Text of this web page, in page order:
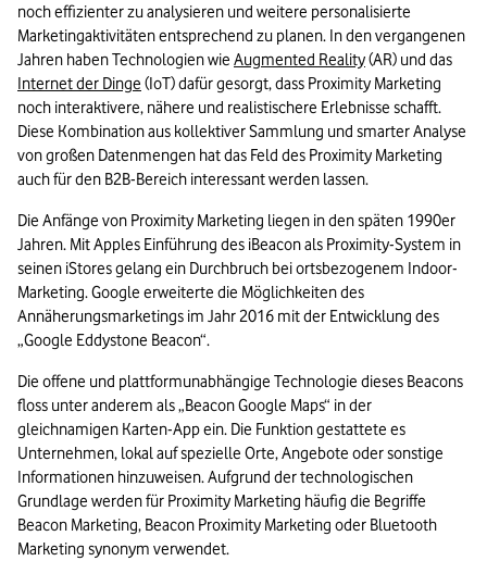
noch effizienter zu analysieren und weitere personalisierte
Marketingaktivitäten entsprechend zu planen. In den vergangenen
Jahren haben Technologien wie Augmented Reality
Internet der Dinge (IoT) dafür gesorgt, dass Proximity Marketing
noch interaktivere, nähere und realistischere Erlebnisse schafft.
Diese Kombination aus kollektiver Sammlung und smarter Analyse
von großen Datenmengen hat das Feld des Proximity Marketing
auch für den B2B-Bereich interessant werden lassen.
Die Anfänge von Proximity Marketing liegen in den späten 1990er
Jahren. Mit Apples Einführung des iBeacon als Proximity-System in
seinen iStores gelang ein Durchbruch bei ortsbezogenem Indoor-
Marketing. Google erweiterte die Möglichkeiten des
Annäherungsmarketings im Jahr 2016 mit der Entwicklung des
„Google Eddystone Beacon“.
Die offene und plattformunabhängige Technologie dieses Beacons
floss unter anderem als „Beacon Google Maps“ in der
gleichnamigen Karten-App ein. Die Funktion gestattete es
Unternehmen, lokal auf spezielle Orte, Angebote oder sonstige
Informationen hinzuweisen. Aufgrund der technologischen
Grundlage werden für Proximity Marketing häufig die Begriffe
Beacon Marketing, Beacon Proximity Marketing oder Bluetooth
Marketing synonym verwendet.